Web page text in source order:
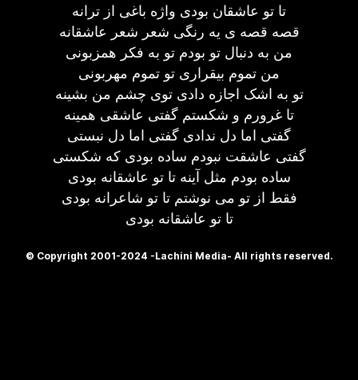
تا تو عاشقان بودی واژه باغی از ترانه
قصه قصه ی یه رنگی شعر شعر عاشقانه
من به دنبال تو بودم تو به فکر همزبونی
من تموم بیقراری تو تموم مهربونی
تو به اشک اجازه دادی توی چشم من بشینه
تا غرورم و شکستم گفتی عاشقی همینه
گفتی اما دل ندادی گفتی اما دل نبستی
گفتی عاشقت نبودم ساده بودی که شکستی
ساده بودم مثل آینه تا تو عاشقانه بودی
فقط از تو می نوشتم تا تو شاعرانه بودی
تا تو عاشقانه بودی
© Copyright 2001-2024 -Lachini Media- All rights reserved.